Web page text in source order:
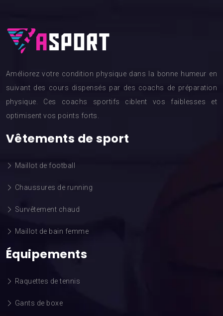
Améliorez votre condition physique dans la bonne humeur en
suivant des cours dispensés par des coachs de préparation
physique. Ces coachs sportifs ciblent vos faiblesses et
optimisent vos points forts.
Vêtements de sport
Maillot de football
Chaussures de running
Survêtement chaud
Maillot de bain femme
Équipements
Raquettes de tennis
Gants de boxe